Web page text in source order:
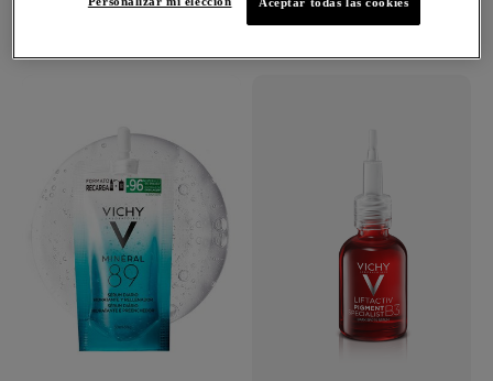
FILTROS 10 PRODUCTOS